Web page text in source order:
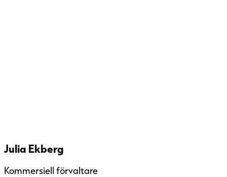
Julia Ekberg
Kommersiell förvaltare